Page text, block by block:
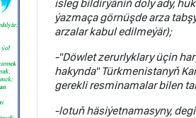
isleg bildirýäniň doly ady,
ýazmaça görnüşde arza
arzalar kabul edilmeýär);
-"Döwlet zerurlyklary üçin
hakynda" Türkmenistanyň
gerekli resminamalar bilen
-lotuň häsiýetnamasyny,